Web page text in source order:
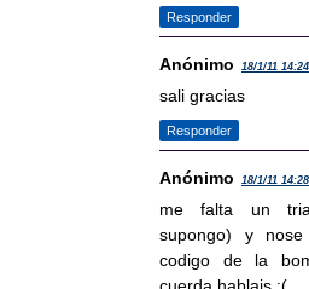
Responder
Anónimo 18/1/11 14:24
sali gracias
Responder
Anónimo 18/1/11 14:28
me falta un
supongo) y
codigo de la